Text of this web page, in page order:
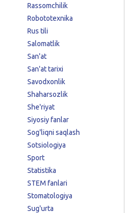
Rassomchilik
Robototexnika
Rus tili
Salomatlik
San'at
San'at tarixi
Savodxonlik
Shaharsozlik
She'riyat
Siyosiy fanlar
Sog'liqni saqlash
Sotsiologiya
Sport
Statistika
STEM fanlari
Stomatologiya
Sug'urta